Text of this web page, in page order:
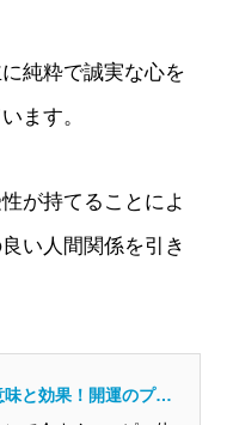
純粋で誠実な心を
ます。
が持てることによ
い人間関係を引き
と効果！開運のプロ